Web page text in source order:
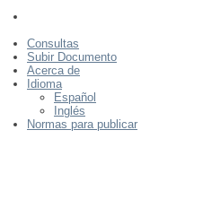
Consultas
Subir Documento
Acerca de
Idioma
Español
Inglés
Normas para publicar